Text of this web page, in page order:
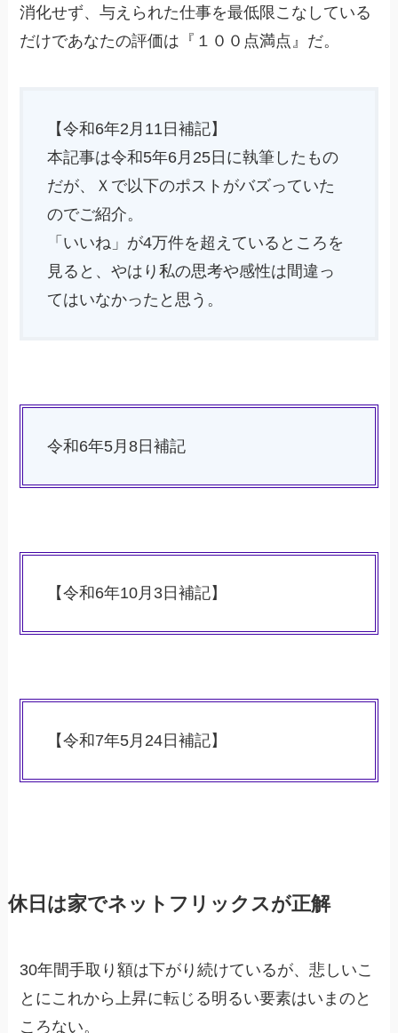
消化せず、与えられた仕事を最低限こなしている
だけであなたの評価は『１００点満点』だ。
【令和6年2月11日補記】
本記事は令和5年6月25日に執筆したもの
だが、Ｘで以下のポストがバズっていた
のでご紹介。
「いいね」が4万件を超えているところを
見ると、やはり私の思考や感性は間違っ
てはいなかったと思う。
令和6年5月8日補記
【令和6年10月3日補記】
【令和7年5月24日補記】
休日は家でネットフリックスが正解
30年間手取り額は下がり続けているが、悲しいこ
とにこれから上昇に転じる明るい要素はいまのと
ころない。